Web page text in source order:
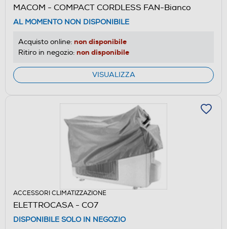
MACOM - COMPACT CORDLESS FAN-Bianco
AL MOMENTO NON DISPONIBILE
Acquisto online: non disponibile
Ritiro in negozio: non disponibile
VISUALIZZA
ACCESSORI CLIMATIZZAZIONE
ELETTROCASA - CO7
DISPONIBILE SOLO IN NEGOZIO